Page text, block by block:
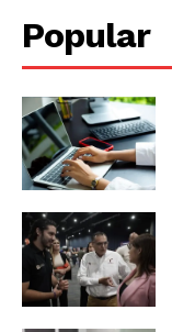
Popular